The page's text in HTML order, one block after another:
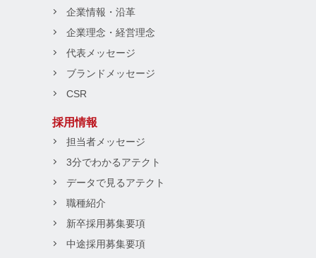
企業情報・沿革
企業理念・経営理念
代表メッセージ
ブランドメッセージ
CSR
採用情報
担当者メッセージ
3分でわかるアテクト
データで見るアテクト
職種紹介
新卒採用募集要項
中途採用募集要項